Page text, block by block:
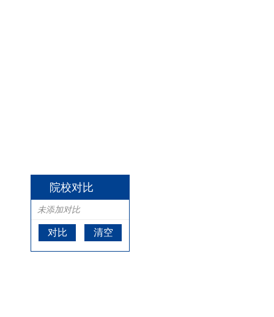
院校对比
未添加对比
对比 清空